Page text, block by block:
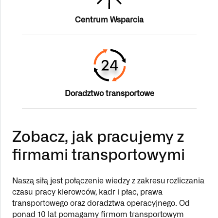
Centrum Wsparcia
Doradztwo transportowe
Zobacz, jak pracujemy z
firmami transportowymi
Naszą siłą jest połączenie wiedzy z zakresu rozliczania
czasu pracy kierowców, kadr i płac, prawa
transportowego oraz doradztwa operacyjnego. Od
ponad 10 lat pomagamy firmom transportowym